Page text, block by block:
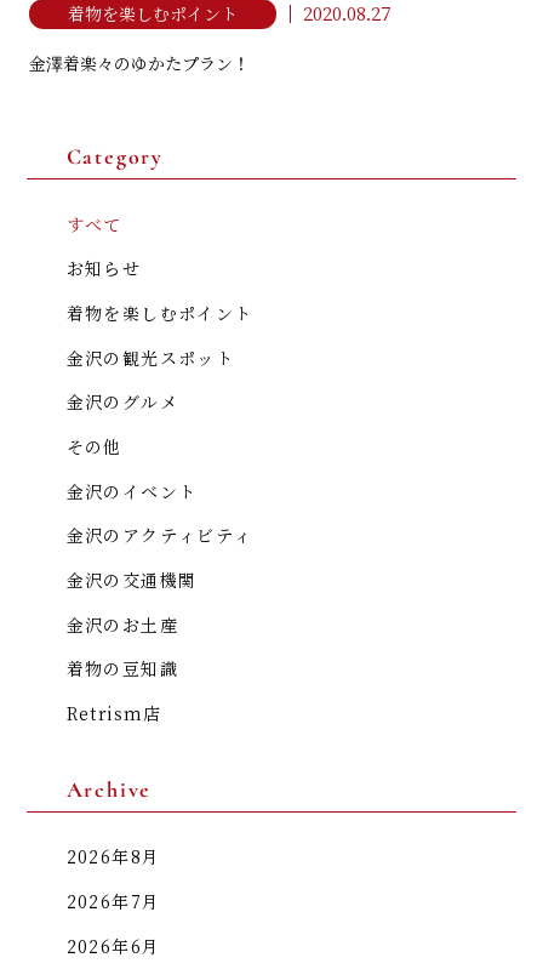
金澤着楽々 ひがし茶屋街本店
石川県金沢市東山1丁目3-18
着物を楽しむポイント 2020.08.27
金澤着楽々のゆかたプラン！
Category
すべて
お知らせ
着物を楽しむポイント
金沢の観光スポット
金沢のグルメ
その他
金沢のイベント
金沢のアクティビティ
金沢の交通機関
金沢のお土産
着物の豆知識
Retrism店
Archive
2026年8月
2026年7月
2026年6月